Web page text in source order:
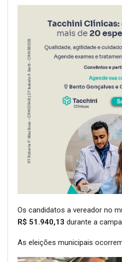
Os candidatos a vereador no
R$ 51.940,13 durante a
As eleições municipais